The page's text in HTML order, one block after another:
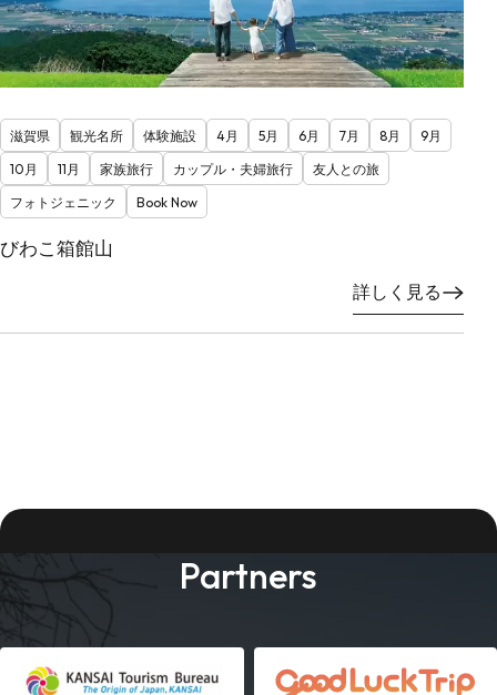
滋賀県 観光名所 体験施設 4月 5月 6月 7月 8月
9月
10月
11月 家族旅行 カップル・夫婦旅行
友人との旅
フォトジェニック
Book Now
びわこ箱館山
詳しく見る
Partners